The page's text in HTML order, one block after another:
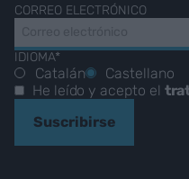
CORREO ELECTRÓNICO
IDIOMA*
Catalán
Castellano
He leído y acepto el
Suscribirse